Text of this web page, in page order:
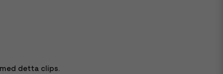
detta clips.